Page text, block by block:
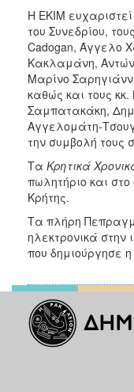
Η ΕΚΙΜ
του Συνεδρίου,
Cadogan, Άγγελο
Κακλαμάνη,
Μαρίνο
καθώς και τους
Σαμπατακάκη,
Αγγελομάτη-
την συμβολή τους
Τα Κρητικά
πωλητήριο και στο
Κρήτης.
Τα πλήρη
ηλεκτρονικά στην
που δημιούργησε